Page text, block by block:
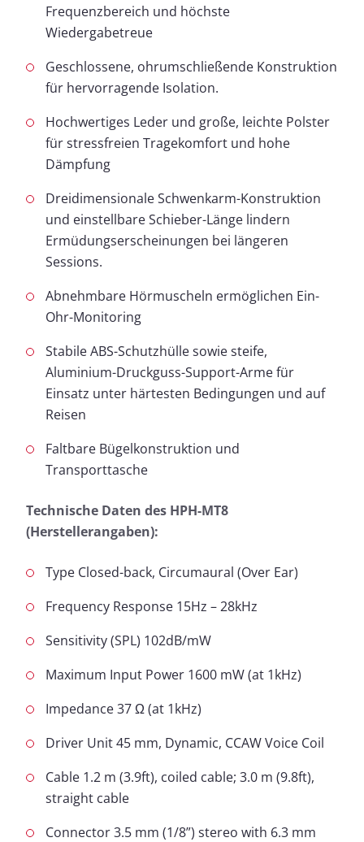
Frequenzbereich und höchste
Wiedergabetreue
Geschlossene, ohrumschließende Konstruktion
für hervorragende Isolation.
Hochwertiges Leder und große, leichte Polster
für stressfreien Tragekomfort und hohe
Dämpfung
Dreidimensionale Schwenkarm-Konstruktion
und einstellbare Schieber-Länge lindern
Ermüdungserscheinungen bei längeren
Sessions.
Abnehmbare Hörmuscheln ermöglichen Ein-
Ohr-Monitoring
Stabile ABS-Schutzhülle sowie steife,
Aluminium-Druckguss-Support-Arme für
Einsatz unter härtesten Bedingungen und auf
Reisen
Faltbare Bügelkonstruktion und
Transporttasche
Technische Daten des HPH-MT8
(Herstellerangaben):
Type Closed-back, Circumaural (Over Ear)
Frequency Response 15Hz – 28kHz
Sensitivity (SPL) 102dB/mW
Maximum Input Power 1600 mW (at 1kHz)
Impedance 37 Ω (at 1kHz)
Driver Unit 45 mm, Dynamic, CCAW Voice Coil
Cable 1.2 m (3.9ft), coiled cable; 3.0 m (9.8ft),
straight cable
Connector 3.5 mm (1/8”) stereo with 6.3 mm